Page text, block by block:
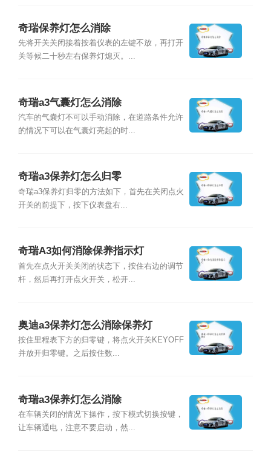
奇瑞保养灯怎么消除
先将开关关闭接着按着仪表的左键不放，再打开
关等候二十秒左右保养灯熄灭。...
奇瑞a3气囊灯怎么消除
汽车的气囊灯不可以手动消除，在道路条件允许
的情况下可以在气囊灯亮起的时...
奇瑞a3保养灯怎么归零
奇瑞a3保养灯归零的方法如下，首先在关闭点火
开关的前提下，按下仪表盘右...
奇瑞A3如何消除保养指示灯
首先在点火开关关闭的状态下，按住右边的调节
杆，然后再打开点火开关，松开...
奥迪a3保养灯怎么消除保养灯
按住里程表下方的归零键，将点火开关KEYOFF
并放开归零键。之后按住数...
奇瑞a3保养灯怎么消除
在车辆关闭的情况下操作，按下模式切换按键，
让车辆通电，注意不要启动，然...